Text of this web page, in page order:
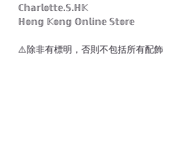
ℂ𝕙𝕒𝕣𝕝𝕠𝕥𝕥𝕖.𝕊.ℍ𝕂
ℍ𝕠𝕟𝕘 𝕂𝕠𝕟𝕘 𝕆𝕟𝕝𝕚𝕟𝕖 𝕊𝕥𝕠𝕣𝕖
⚠️除非有標明，否則不包括所有配飾